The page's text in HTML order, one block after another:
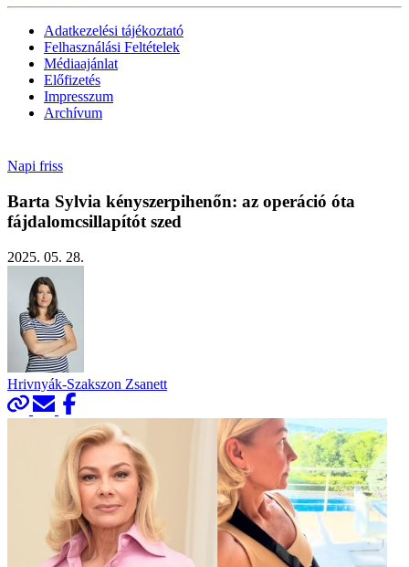
Adatkezelési tájékoztató
Felhasználási Feltételek
Médiaajánlat
Előfizetés
Impresszum
Archívum
Napi friss
Barta Sylvia kényszerpihenőn: az operáció óta
fájdalomcsillapítót szed
2025. 05. 28.
Hrivnyák-Szakszon Zsanett